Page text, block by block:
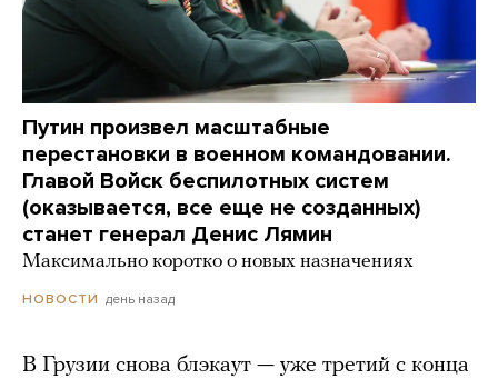
Путин произвел масштабные
перестановки в военном командовании.
Главой Войск беспилотных систем
(оказывается, все еще не созданных)
станет генерал Денис Лямин
Максимально коротко о новых назначениях
НОВОСТИ день назад
В Грузии снова блэкаут — уже третий с конца